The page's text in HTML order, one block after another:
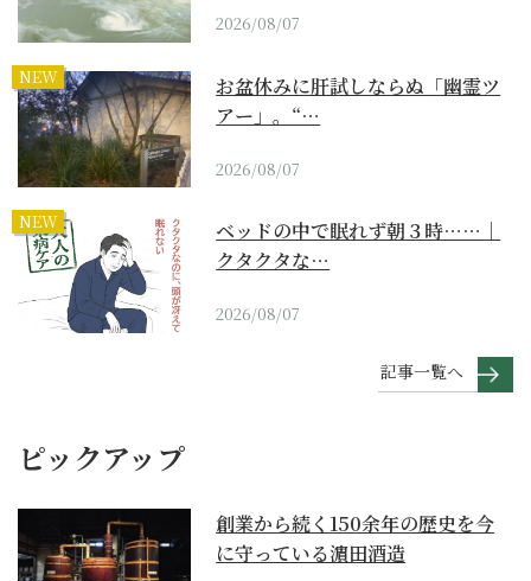
2026/08/07
NEW
お盆休みに肝試しならぬ「幽霊ツ
アー」。“…
2026/08/07
NEW
ベッドの中で眠れず朝３時……｜
クタクタな…
2026/08/07
記事一覧へ
ピックアップ
創業から続く150余年の歴史を今
に守っている濵田酒造